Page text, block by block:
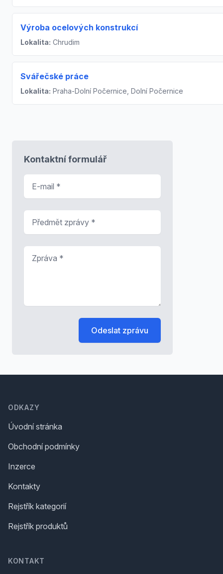
Výroba ocelových konstrukcí
Lokalita: Chrudim
Svářečské práce
Lokalita: Praha-Dolní Počernice, Dolní Počernice
Kontaktní formulář
Odeslat zprávu
ODKAZY
Úvodní stránka
Obchodní podmínky
Inzerce
Kontakty
Rejstřík kategorií
Rejstřík produktů
KONTAKT